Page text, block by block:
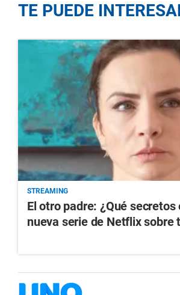
TE PUEDE
STREAMING
El otro padre: ¿Qué secretos
nueva serie de Netflix sobre